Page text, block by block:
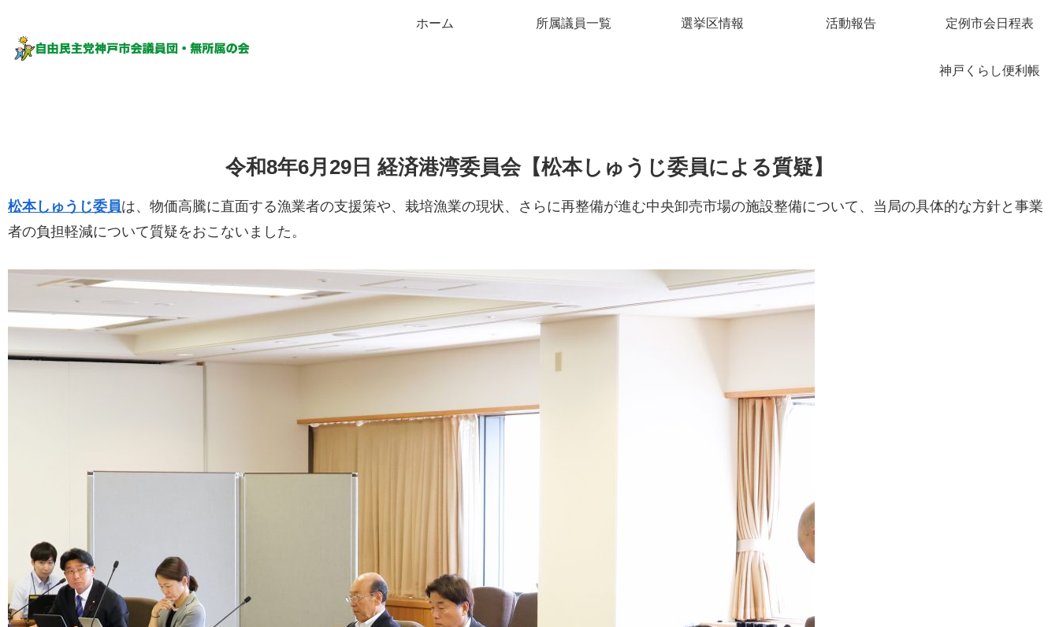
ホーム 所属議員一覧 選挙区情報 活動報告 定例市会日程表
神戸くらし便利帳
令和8年6月29日 経済港湾委員会【松本しゅうじ委員による質疑】
松本しゅうじ委員は、物価高騰に直面する漁業者の支援策や、栽培漁業の現状、さらに再整備が進む中央卸売市場の施設整備について、当局の具体的な方針と事業
者の負担軽減について質疑をおこないました。